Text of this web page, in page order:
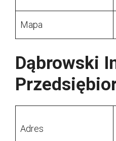
Mapa
Dąbrowski
Adres